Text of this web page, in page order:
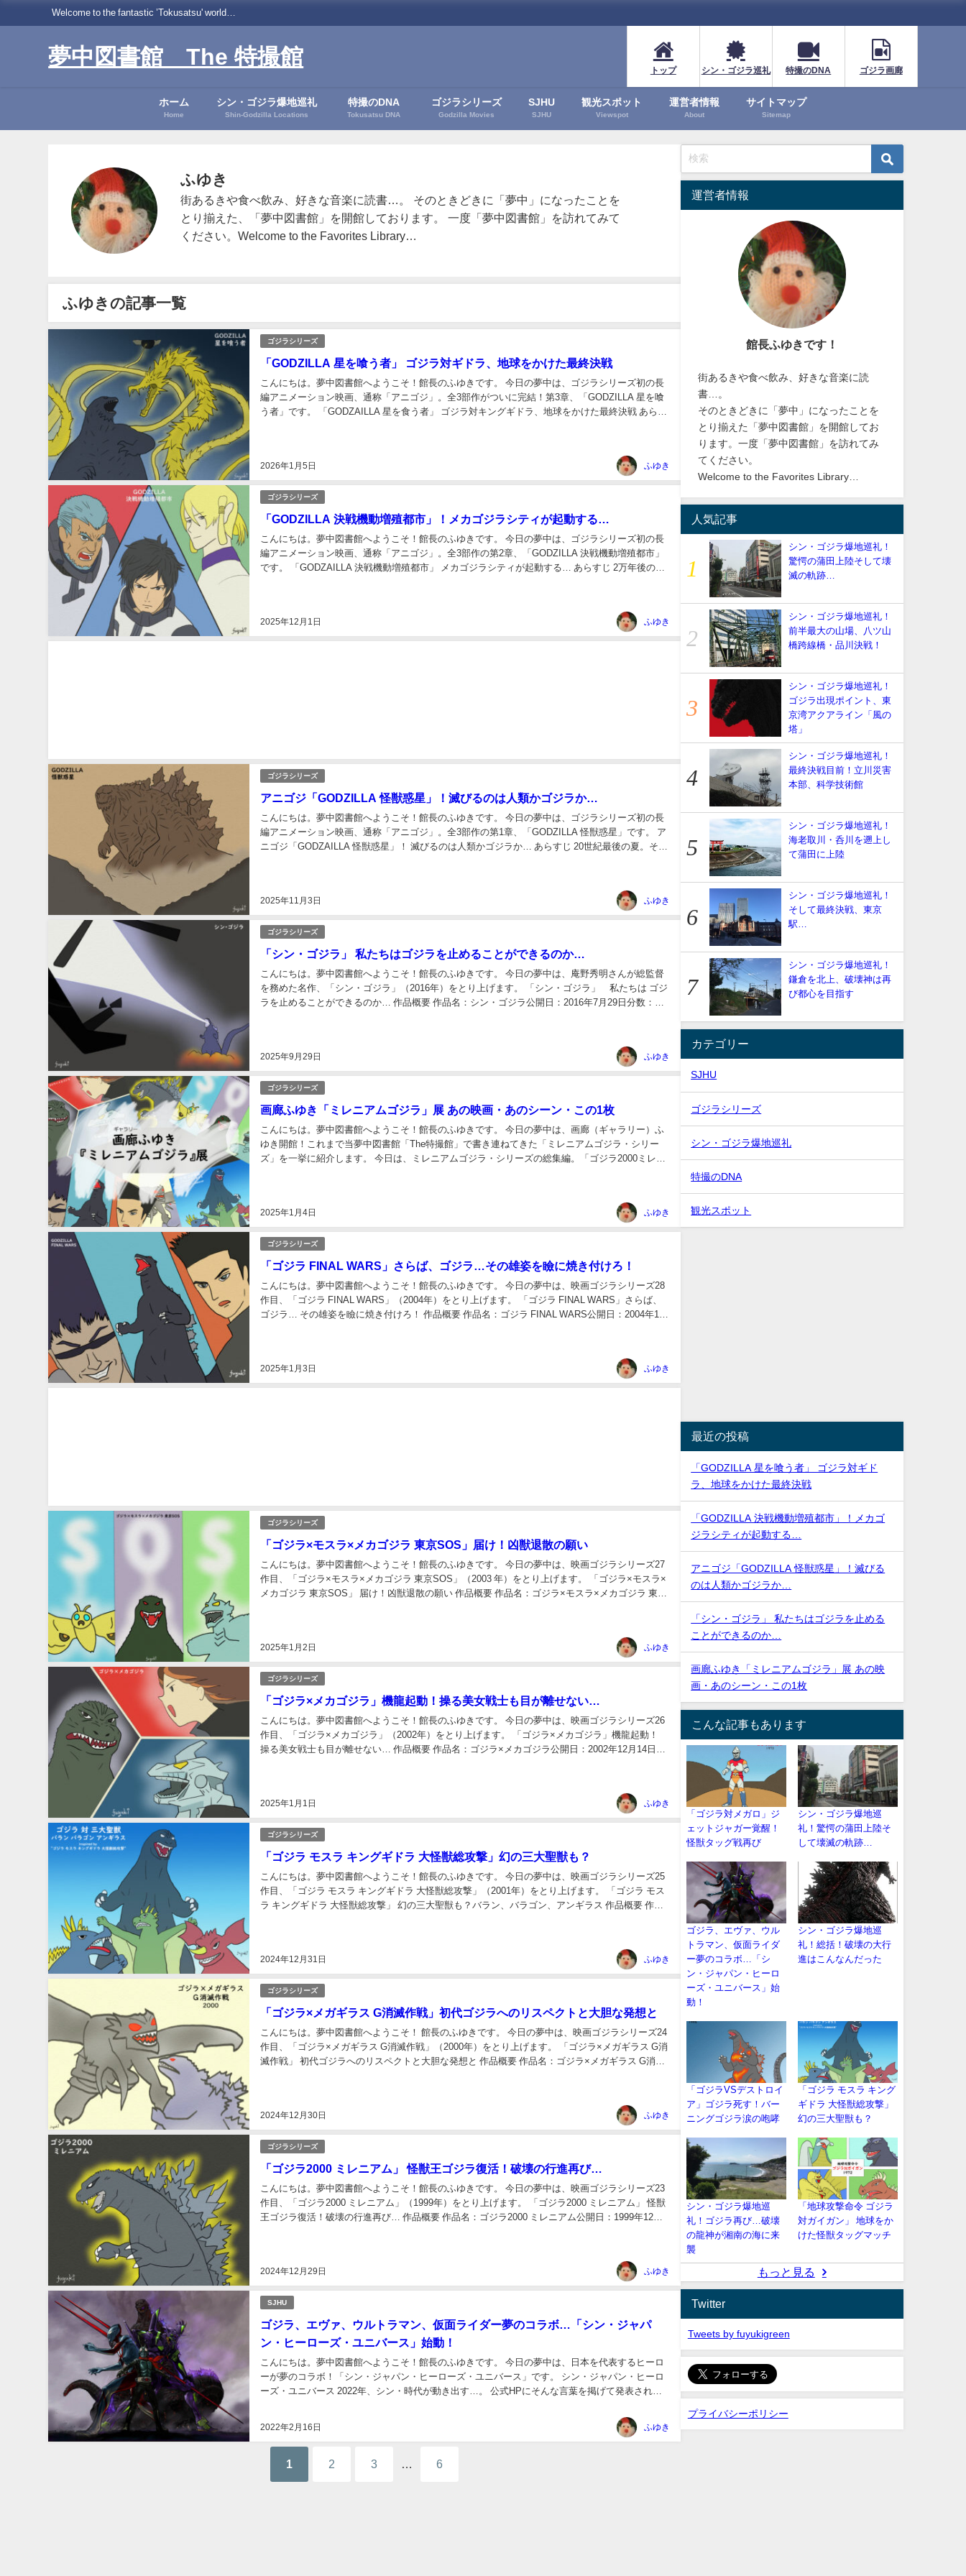
Welcome to the fantastic ’Tokusatsu' world…
夢中図書館 The 特撮館
トップ シン・ゴジラ巡礼 特撮のDNA ゴジラ画廊
ホーム
Home
シン・ゴジラ爆地巡礼
Shin-Godzilla Locations
特撮のDNA
Tokusatsu DNA
ゴジラシリーズ
Godzilla Movies
SJHU
SJHU
観光スポット
Viewspot
運営者情報
About
サイトマップ
Sitemap
ふゆき
街あるきや食べ飲み、好きな音楽に読書…。 そのときどきに「夢中」になったことを
とり揃えた、「夢中図書館」を開館しております。 一度「夢中図書館」を訪れてみて
ください。Welcome to the Favorites Library…
ふゆきの記事一覧
ゴジラシリーズ
「GODZILLA 星を喰う者」 ゴジラ対ギドラ、地球をかけた最終決戦
2026年1月5日
こんにちは。夢中図書館へようこそ！館長のふゆきです。 今日の夢中は、ゴジラシリーズ初の長
編アニメーション映画、通称「アニゴジ」。全3部作がついに完結！第3章、「GODZILLA 星を喰
う者」です。 「GODZAILLA 星を食う者」 ゴジラ対キングギドラ、地球をかけた最終決戦 あらす
ふゆき
ゴジラシリーズ
「GODZILLA 決戦機動増殖都市」！メカゴジラシティが起動する…
2025年12月1日
こんにちは。夢中図書館へようこそ！館長のふゆきです。 今日の夢中は、ゴジラシリーズ初の長
編アニメーション映画、通称「アニゴジ」。全3部作の第2章、「GODZILLA 決戦機動増殖都市」
です。 「GODZAILLA 決戦機動増殖都市」 メカゴジラシティが起動する… あらすじ 2万年後の地
ふゆき
ゴジラシリーズ
アニゴジ「GODZILLA 怪獣惑星」！滅びるのは人類かゴジラか…
2025年11月3日
こんにちは。夢中図書館へようこそ！館長のふゆきです。 今日の夢中は、ゴジラシリーズ初の長
編アニメーション映画、通称「アニゴジ」。全3部作の第1章、「GODZILLA 怪獣惑星」です。 ア
ニゴジ「GODZAILLA 怪獣惑星」！ 滅びるのは人類かゴジラか… あらすじ 20世紀最後の夏。その
ふゆき
ゴジラシリーズ
「シン・ゴジラ」 私たちはゴジラを止めることができるのか…
2025年9月29日
こんにちは。夢中図書館へようこそ！館長のふゆきです。 今日の夢中は、庵野秀明さんが総監督
を務めた名作、「シン・ゴジラ」（2016年）をとり上げます。 「シン・ゴジラ」 私たちは ゴジ
ラを止めることができるのか… 作品概要 作品名：シン・ゴジラ公開日：2016年7月29日分数：
ふゆき
ゴジラシリーズ
画廊ふゆき「ミレニアムゴジラ」展 あの映画・あのシーン・この1枚
2025年1月4日
こんにちは。夢中図書館へようこそ！館長のふゆきです。 今日の夢中は、画廊（ギャラリー）ふ
ゆき開館！これまで当夢中図書館「The特撮館」で書き連ねてきた「ミレニアムゴジラ・シリー
ズ」を一挙に紹介します。 今日は、ミレニアムゴジラ・シリーズの総集編。「ゴジラ2000ミレニ
ふゆき
ゴジラシリーズ
「ゴジラ FINAL WARS」さらば、ゴジラ…その雄姿を瞼に焼き付けろ！
2025年1月3日
こんにちは。夢中図書館へようこそ！館長のふゆきです。 今日の夢中は、映画ゴジラシリーズ28
作目、「ゴジラ FINAL WARS」（2004年）をとり上げます。 「ゴジラ FINAL WARS」さらば、
ゴジラ… その雄姿を瞼に焼き付けろ！ 作品概要 作品名：ゴジラ FINAL WARS公開日：2004年12
ふゆき
ゴジラシリーズ
「ゴジラ×モスラ×メカゴジラ 東京SOS」届け！凶獣退散の願い
2025年1月2日
こんにちは。夢中図書館へようこそ！館長のふゆきです。 今日の夢中は、映画ゴジラシリーズ27
作目、「ゴジラ×モスラ×メカゴジラ 東京SOS」（2003 年）をとり上げます。 「ゴジラ×モスラ×
メカゴジラ 東京SOS」 届け！凶獣退散の願い 作品概要 作品名：ゴジラ×モスラ×メカゴジラ 東京
ふゆき
ゴジラシリーズ
「ゴジラ×メカゴジラ」機龍起動！操る美女戦士も目が離せない…
2025年1月1日
こんにちは。夢中図書館へようこそ！館長のふゆきです。 今日の夢中は、映画ゴジラシリーズ26
作目、「ゴジラ×メカゴジラ」（2002年）をとり上げます。 「ゴジラ×メカゴジラ」機龍起動！
操る美女戦士も目が離せない… 作品概要 作品名：ゴジラ×メカゴジラ公開日：2002年12月14日分
ふゆき
ゴジラシリーズ
「ゴジラ モスラ キングギドラ 大怪獣総攻撃」幻の三大聖獣も？
2024年12月31日
こんにちは。夢中図書館へようこそ！館長のふゆきです。 今日の夢中は、映画ゴジラシリーズ25
作目、「ゴジラ モスラ キングギドラ 大怪獣総攻撃」（2001年）をとり上げます。 「ゴジラ モス
ラ キングギドラ 大怪獣総攻撃」 幻の三大聖獣も？バラン、バラゴン、アンギラス 作品概要 作品
ふゆき
ゴジラシリーズ
「ゴジラ×メガギラス G消滅作戦」初代ゴジラへのリスペクトと大胆な発想と
2024年12月30日
こんにちは。夢中図書館へようこそ！ 館長のふゆきです。 今日の夢中は、映画ゴジラシリーズ24
作目、「ゴジラ×メガギラス G消滅作戦」（2000年）をとり上げます。 「ゴジラ×メガギラス G消
滅作戦」 初代ゴジラへのリスペクトと大胆な発想と 作品概要 作品名：ゴジラ×メガギラス G消滅
ふゆき
ゴジラシリーズ
「ゴジラ2000 ミレニアム」 怪獣王ゴジラ復活！破壊の行進再び…
2024年12月29日
こんにちは。夢中図書館へようこそ！館長のふゆきです。 今日の夢中は、映画ゴジラシリーズ23
作目、「ゴジラ2000 ミレニアム」（1999年）をとり上げます。 「ゴジラ2000 ミレニアム」 怪獣
王ゴジラ復活！破壊の行進再び… 作品概要 作品名：ゴジラ2000 ミレニアム公開日：1999年12月
ふゆき
SJHU
ゴジラ、エヴァ、ウルトラマン、仮面ライダー夢のコラボ…「シン・ジャパ
ン・ヒーローズ・ユニバース」始動！
2022年2月16日
こんにちは。夢中図書館へようこそ！館長のふゆきです。 今日の夢中は、日本を代表するヒーロ
ーが夢のコラボ！「シン・ジャパン・ヒーローズ・ユニバース」です。 シン・ジャパン・ヒーロ
ーズ・ユニバース 2022年、シン・時代が動き出す…。 公式HPにそんな言葉を掲げて発表され
ふゆき
1 2 3 6
運営者情報
館長ふゆきです！
街あるきや食べ飲み、好きな音楽に読
書…。
そのときどきに「夢中」になったことを
とり揃えた「夢中図書館」を開館してお
ります。一度「夢中図書館」を訪れてみ
てください。
Welcome to the Favorites Library…
人気記事
シン・ゴジラ爆地巡礼！
驚愕の蒲田上陸そして壊
滅の軌跡…
シン・ゴジラ爆地巡礼！
前半最大の山場、八ツ山
橋跨線橋・品川決戦！
シン・ゴジラ爆地巡礼！
ゴジラ出現ポイント、東
京湾アクアライン「風の
塔」
シン・ゴジラ爆地巡礼！
最終決戦目前！立川災害
本部、科学技術館
シン・ゴジラ爆地巡礼！
海老取川・呑川を遡上し
て蒲田に上陸
シン・ゴジラ爆地巡礼！
そして最終決戦、東京
駅…
シン・ゴジラ爆地巡礼！
鎌倉を北上、破壊神は再
び都心を目指す
カテゴリー
SJHU
ゴジラシリーズ
シン・ゴジラ爆地巡礼
特撮のDNA
観光スポット
最近の投稿
「GODZILLA 星を喰う者」 ゴジラ対ギド
ラ、地球をかけた最終決戦
「GODZILLA 決戦機動増殖都市」！メカゴ
ジラシティが起動する…
アニゴジ「GODZILLA 怪獣惑星」！滅びる
のは人類かゴジラか…
「シン・ゴジラ」 私たちはゴジラを止める
ことができるのか…
画廊ふゆき「ミレニアムゴジラ」展 あの映
画・あのシーン・この1枚
こんな記事もあります
「ゴジラ対メガロ」ジ
ェットジャガー覚醒！
怪獣タッグ戦再び
シン・ゴジラ爆地巡
礼！驚愕の蒲田上陸そ
して壊滅の軌跡…
ゴジラ、エヴァ、ウル
トラマン、仮面ライダ
ー夢のコラボ…「シ
ン・ジャパン・ヒーロ
ーズ・ユニバース」始
動！
シン・ゴジラ爆地巡
礼！総括！破壊の大行
進はこんなんだった
「ゴジラVSデストロイ
ア」ゴジラ死す！バー
ニングゴジラ涙の咆哮
「ゴジラ モスラ キング
ギドラ 大怪獣総攻撃」
幻の三大聖獣も？
シン・ゴジラ爆地巡
礼！ゴジラ再び…破壊
の龍神が湘南の海に来
襲
「地球攻撃命令 ゴジラ
対ガイガン」 地球をか
けた怪獣タッグマッチ
もっと見る
Twitter
Tweets by fuyukigreen
プライバシーポリシー